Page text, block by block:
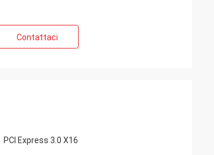
Contattaci
PCI Express 3.0 X16